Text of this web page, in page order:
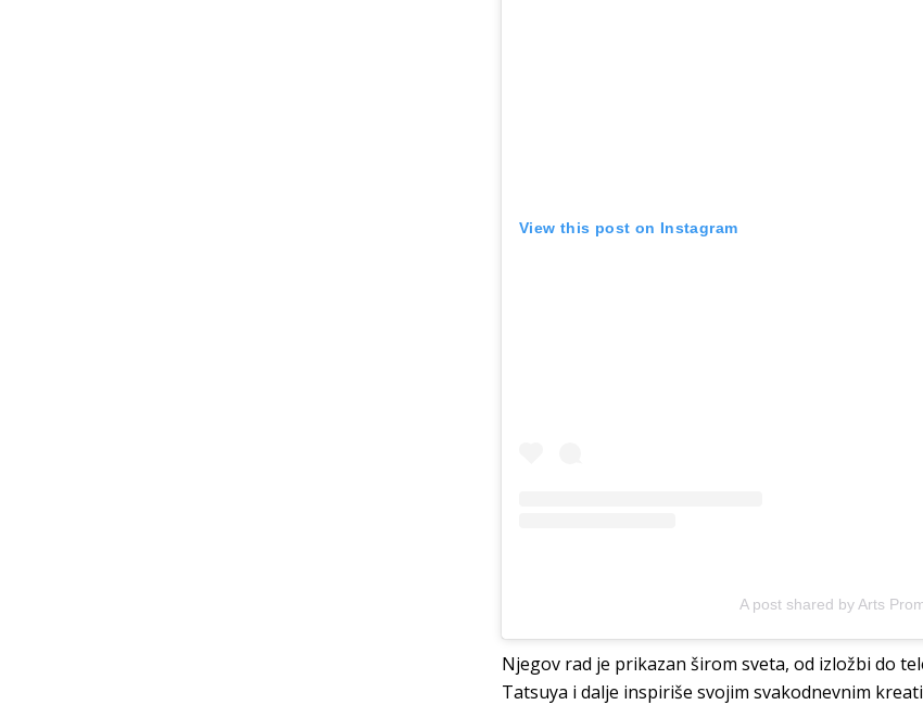
View this post on Instagram
A post shared by Arts
Njegov rad je prikazan širom sveta, od izložbi do
Tatsuya i dalje inspiriše svojim svakodnevnim